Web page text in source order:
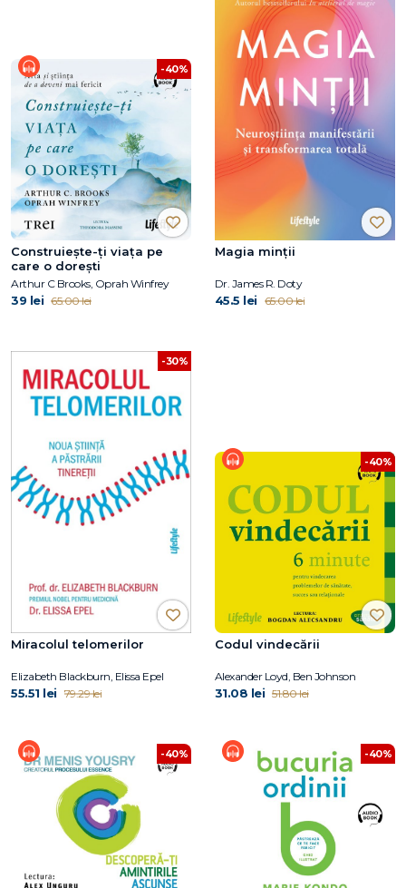
-40%
Construiește-ți viața pe
care o dorești
Arthur C Brooks, Oprah Winfrey
39 lei 65.00 lei
Magia minții
Dr. James R. Doty
45.5 lei 65.00 lei
-30%
Miracolul telomerilor
Elizabeth Blackburn, Elissa Epel
55.51 lei 79.29 lei
-40%
Codul vindecării
Alexander Loyd, Ben Johnson
31.08 lei 51.80 lei
-40% -40%